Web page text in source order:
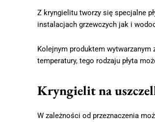
Z kryngielitu tworzy się specjalne
instalacjach grzewczych jak i
Kolejnym produktem
temperatury, tego rodzaju płyta
Kryngielit na
W zależności od przeznaczenia